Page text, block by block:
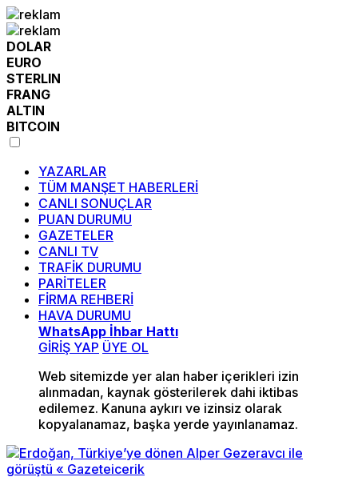
DOLAR
EURO
STERLIN
FRANG
ALTIN
BITCOIN
YAZARLAR
TÜM MANŞET HABERLERİ
CANLI SONUÇLAR
PUAN DURUMU
GAZETELER
CANLI TV
TRAFİK DURUMU
PARİTELER
FİRMA REHBERİ
HAVA DURUMU
WhatsApp İhbar Hattı
GİRİŞ YAP ÜYE OL
Web sitemizde yer alan haber içerikleri izin
alınmadan, kaynak gösterilerek dahi iktibas
edilemez. Kanuna aykırı ve izinsiz olarak
kopyalanamaz, başka yerde yayınlanamaz.